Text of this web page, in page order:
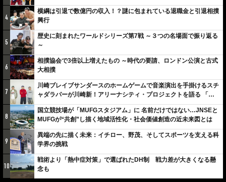
4
横綱は引退で数億円の収入！？謎に包まれている退職金と引退相撲
興行
5
歴史に刻まれたワールドシリーズ第7戦 ～３つの名場面で振り返る
～
6
相撲協会で3倍以上増えたもの ～時代の要請、ロンドン公演と古式
大相撲
7
川崎ブレイブサンダースのホームゲームで音楽演出を手掛けるスチ
ャダラパーが川崎新！アリーナシティ・プロジェクトを語る 「楽
しみでしかないでしょ。川崎は、ずっと成長曲線だから」
8
国立競技場が「MUFGスタジアム」に 名前だけではない…JNSEと
MUFGが“共創”し描く地域活性化・社会価値創造の近未来図とは
9
異端の先に描く未来：イチロー、野茂、そしてスポーツを支える科
学界の挑戦
10
戦術より「熱中症対策」で選ばれたDH制 戦力差が大きくなる懸
念も